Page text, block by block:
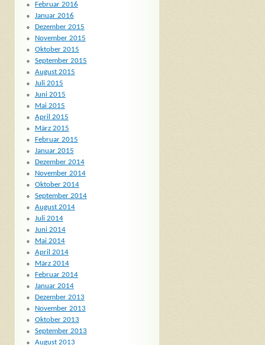
Februar 2016
Januar 2016
Dezember 2015
November 2015
Oktober 2015
September 2015
August 2015
Juli 2015
Juni 2015
Mai 2015
April 2015
März 2015
Februar 2015
Januar 2015
Dezember 2014
November 2014
Oktober 2014
September 2014
August 2014
Juli 2014
Juni 2014
Mai 2014
April 2014
März 2014
Februar 2014
Januar 2014
Dezember 2013
November 2013
Oktober 2013
September 2013
August 2013